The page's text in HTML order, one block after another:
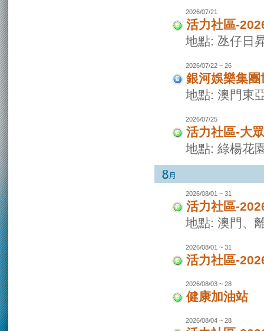
2026/07/21
活力社區-
地點: 氹仔日
2026/07/22 ~ 26
銀河娛樂集
地點: 澳門東
2026/07/25
活力社區-大
地點: 綠楊花
2026/08/01 ~ 31
活力社區-
地點: 澳門、
2026/08/01 ~ 31
活力社區-
2026/08/03 ~ 28
健康加油站
2026/08/04 ~ 28